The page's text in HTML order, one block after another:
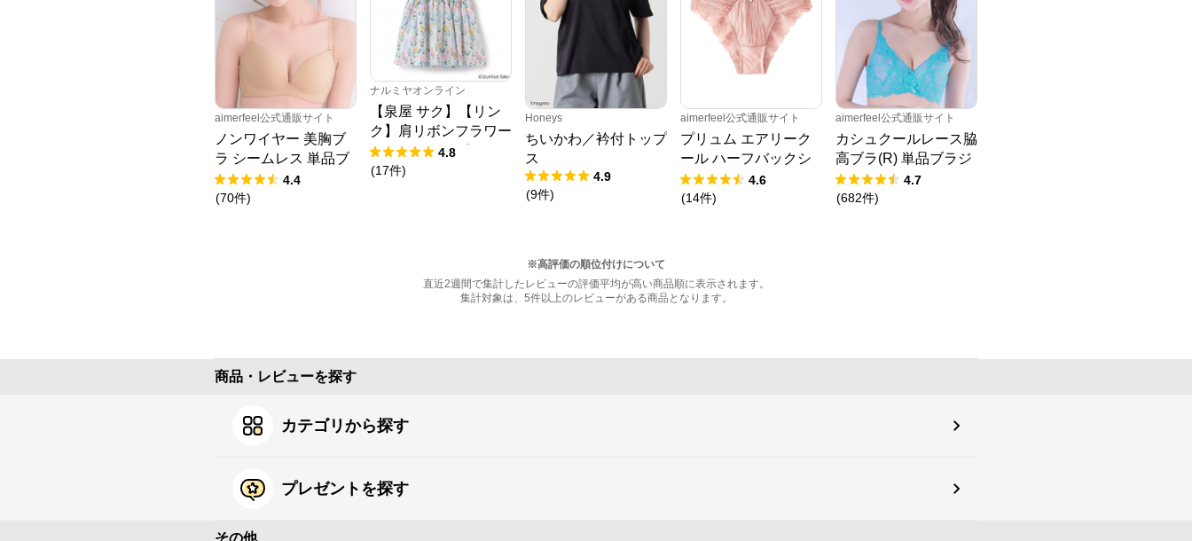
aimerfeel公式通販サイト
ノンワイヤー 美胸ブ
ラ シームレス 単品ブ
ラジャー
4.4
(70件)
ナルミヤオンライン
【泉屋 サク】【リン
ク】肩リボンフラワー
キャットワンピース
4.8
(17件)
Honeys
ちいかわ／衿付トップ
ス
4.9
(9件)
aimerfeel公式通販サイト
プリュム エアリーク
ール ハーフバックシ
ョーツ
4.6
(14件)
aimerfeel公式通販サイト
カシュクールレース脇
高ブラ(R) 単品ブラジ
ャー
4.7
(682件)
※高評価の順位付けについて
直近2週間で集計したレビューの評価平均が高い商品順に表示されます。
集計対象は、5件以上のレビューがある商品となります。
商品・レビューを探す
カテゴリから探す
プレゼントを探す